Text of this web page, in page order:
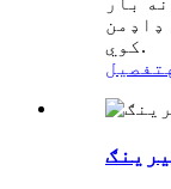
ډاډمن
کوي.
تفصیل